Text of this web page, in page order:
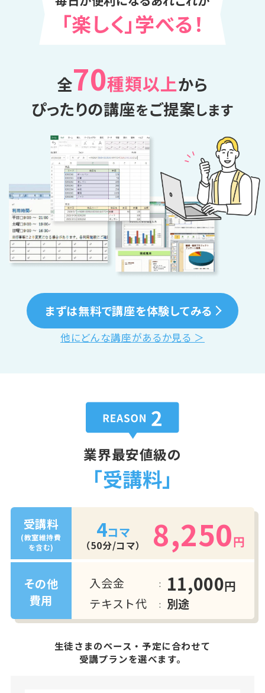
「楽しく」学べる！
全70種類以上から
ぴったりの講座をご提案します
まずは無料で講座を体験してみる
他にどんな講座があるか見る ＞
業界最安値級の
「受講料」
受講料
(教室維持費
を含む)
4コマ
（50分/コマ） 8,250円
その他
費用
入会金 11,000円
テキスト代
別途
生徒さまのペース・予定に合わせて
受講プランを選べます。